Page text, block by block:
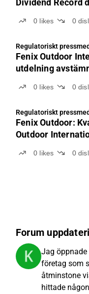
Dividend Record
0 likes 0
Regulatoriskt
Fenix Outdoor
utdelning
0 likes 0
Regulatoriskt
Fenix Outdoor:
Outdoor
0 likes 0
Forum
Jag öppnade
företag som
åtminstone
hittade